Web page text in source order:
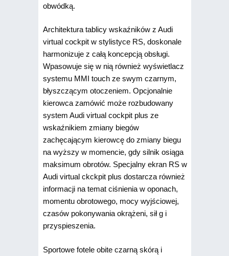
obwódką.
Architektura tablicy wskaźników z Audi
virtual cockpit w stylistyce RS, doskonale
harmonizuje z całą koncepcją obsługi.
Wpasowuje się w nią również wyświetlacz
systemu MMI touch ze swym czarnym,
błyszczącym otoczeniem. Opcjonalnie
kierowca zamówić może rozbudowany
system Audi virtual cockpit plus ze
wskaźnikiem zmiany biegów
zachęcającym kierowcę do zmiany biegu
na wyższy w momencie, gdy silnik osiąga
maksimum obrotów. Specjalny ekran RS w
Audi virtual ckckpit plus dostarcza również
informacji na temat ciśnienia w oponach,
momentu obrotowego, mocy wyjściowej,
czasów pokonywania okrążeni, sił g i
przyspieszenia.
Sportowe fotele obite czarną skórą i